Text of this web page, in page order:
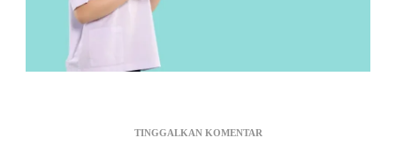
TINGGALKAN KOMENTARPADA